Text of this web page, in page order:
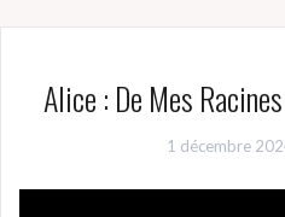
Alice : De Mes
1 décembre